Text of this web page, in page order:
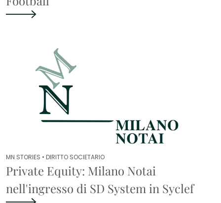
MN STORIES • DIRITTO SOCIETARIO
Private Equity: Milano Notai
nell'ingresso di SD System in Syclef